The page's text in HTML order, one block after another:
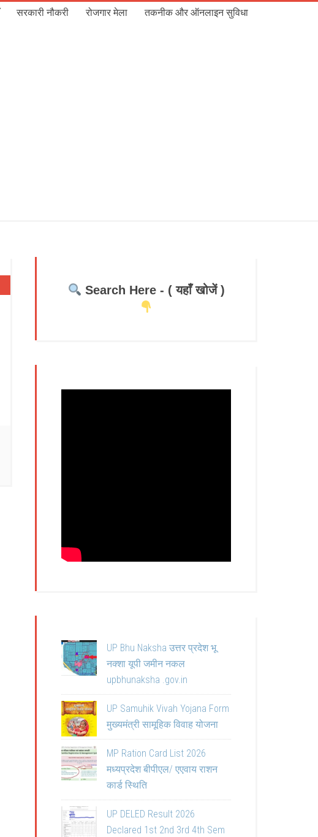
सरकारी नौकरी रोजगार मेला तकनीक और ऑनलाइन सुविधा
Search Here - ( यहाँ खोजें )
UP Bhu Naksha उत्तर प्रदेश भू
नक्शा यूपी जमीन नकल
upbhunaksha .gov.in
UP Samuhik Vivah Yojana Form
मुख्यमंत्री सामूहिक विवाह योजना
MP Ration Card List 2026
मध्यप्रदेश बीपीएल/ एएवाय राशन
कार्ड स्थिति
UP DELED Result 2026
Declared 1st 2nd 3rd 4th Sem